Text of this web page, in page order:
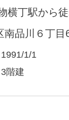
横丁駅から
南品川６丁目
1991/1/1
3階建